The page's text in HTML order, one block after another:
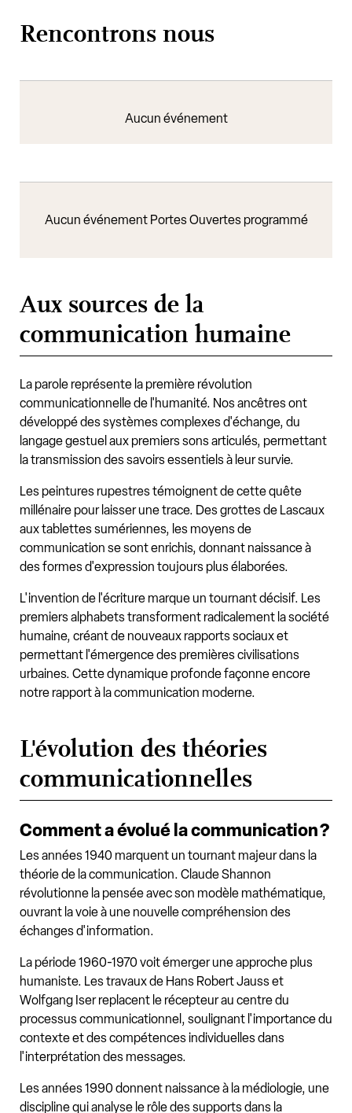
Rencontrons nous
Aucun événement
Aucun événement Portes Ouvertes programmé
Aux sources de la
communication humaine
La parole représente la première révolution
communicationnelle de l'humanité. Nos ancêtres ont
développé des systèmes complexes d'échange, du
langage gestuel aux premiers sons articulés, permettant
la transmission des savoirs essentiels à leur survie.
Les peintures rupestres témoignent de cette quête
millénaire pour laisser une trace. Des grottes de Lascaux
aux tablettes sumériennes, les moyens de
communication se sont enrichis, donnant naissance à
des formes d'expression toujours plus élaborées.
L'invention de l'écriture marque un tournant décisif. Les
premiers alphabets transforment radicalement la société
humaine, créant de nouveaux rapports sociaux et
permettant l'émergence des premières civilisations
urbaines. Cette dynamique profonde façonne encore
notre rapport à la communication moderne.
L'évolution des théories
communicationnelles
Comment a évolué la communication ?
Les années 1940 marquent un tournant majeur dans la
théorie de la communication. Claude Shannon
révolutionne la pensée avec son modèle mathématique,
ouvrant la voie à une nouvelle compréhension des
échanges d'information.
La période 1960-1970 voit émerger une approche plus
humaniste. Les travaux de Hans Robert Jauss et
Wolfgang Iser replacent le récepteur au centre du
processus communicationnel, soulignant l'importance du
contexte et des compétences individuelles dans
l'interprétation des messages.
Les années 1990 donnent naissance à la médiologie, une
discipline qui analyse le rôle des supports dans la